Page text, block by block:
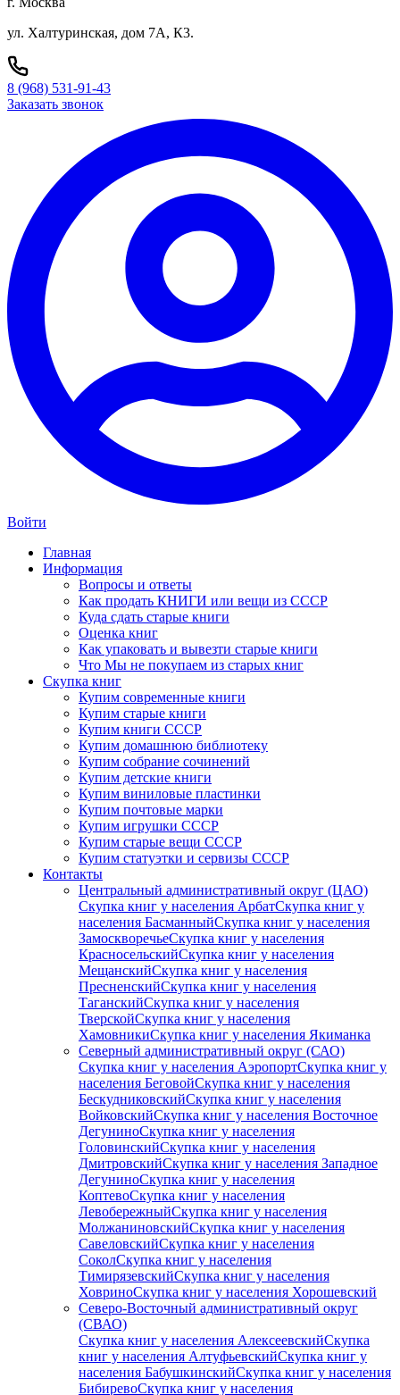
ул. Халтуринская, дом 7А, К3.
8 (968) 531-91-43
Заказать звонок
Войти
Главная
Информация
Вопросы и ответы
Как продать КНИГИ или вещи из СССР
Куда сдать старые книги
Оценка книг
Как упаковать и вывезти старые книги
Что Мы не покупаем из старых книг
Скупка книг
Купим современные книги
Купим старые книги
Купим книги СССР
Купим домашнюю библиотеку
Купим собрание сочинений
Купим детские книги
Купим виниловые пластинки
Купим почтовые марки
Купим игрушки СССР
Купим старые вещи СССР
Купим статуэтки и сервизы СССР
Контакты
Центральный административный округ (ЦАО)
Скупка книг у населения АрбатСкупка книг у
населения БасманныйСкупка книг у населения
ЗамоскворечьеСкупка книг у населения
КрасносельскийСкупка книг у населения
МещанскийСкупка книг у населения
ПресненскийСкупка книг у населения
ТаганскийСкупка книг у населения
ТверскойСкупка книг у населения
ХамовникиСкупка книг у населения Якиманка
Северный административный округ (САО)
Скупка книг у населения АэропортСкупка книг у
населения БеговойСкупка книг у населения
БескудниковскийСкупка книг у населения
ВойковскийСкупка книг у населения Восточное
ДегуниноСкупка книг у населения
ГоловинскийСкупка книг у населения
ДмитровскийСкупка книг у населения Западное
ДегуниноСкупка книг у населения
КоптевоСкупка книг у населения
ЛевобережныйСкупка книг у населения
МолжаниновскийСкупка книг у населения
СавеловскийСкупка книг у населения
СоколСкупка книг у населения
ТимирязевскийСкупка книг у населения
ХовриноСкупка книг у населения Хорошевский
Северо-Восточный административный округ
(СВАО)
Скупка книг у населения АлексеевскийСкупка
книг у населения АлтуфьевскийСкупка книг у
населения БабушкинскийСкупка книг у населения
БибиревоСкупка книг у населения